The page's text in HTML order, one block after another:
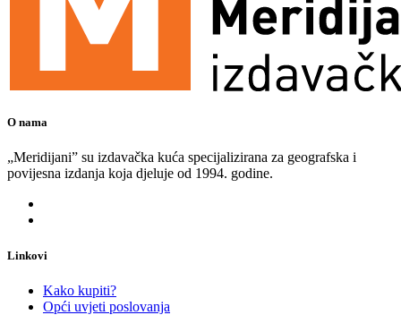
O nama
„Meridijani” su izdavačka kuća specijalizirana za geografska i
povijesna izdanja koja djeluje od 1994. godine.
Linkovi
Kako kupiti?
Opći uvjeti poslovanja